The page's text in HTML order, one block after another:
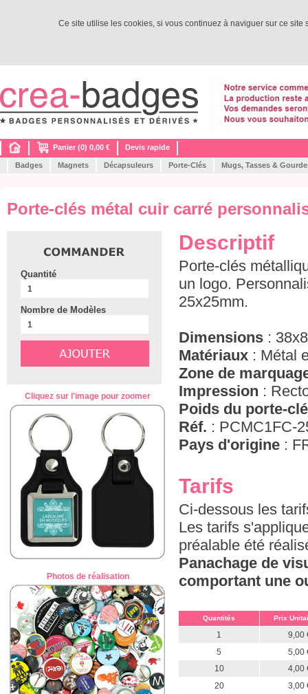
Ce site utilise les cookies, si vous continuez à naviguer sur ce
Panier (0) 0,00 € Devis rapide
Badges Magnets Décapsuleurs Porte-Clés Mugs, Tasses &
Porte-clés métal cuir carré
Quantité
Nombre de Modèles
Cliquez sur l'image pour zoomer
Photos de réalisation
Descriptif
Porte-clés
un logo.
25x25mm.
Dimensions :
Matériaux : Métal
Zone de
Impression :
Poids du porte-
Réf. : PCMC1FC-
Pays d'origine :
Tarifs
Ci-dessous les
Les tarifs
préalable été
Panachage de
comportant une
Quantités Prix
1
9,00
5
5,00
10
4,00
20
3,00